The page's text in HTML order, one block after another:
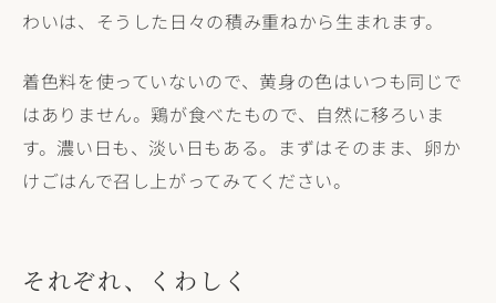
わいは、そうした日々の積み重ねから生まれます。
着色料を使っていないので、黄身の色はいつも同じで
はありません。鶏が食べたもので、自然に移ろいま
す。濃い日も、淡い日もある。まずはそのまま、卵か
けごはんで召し上がってみてください。
それぞれ、くわしく